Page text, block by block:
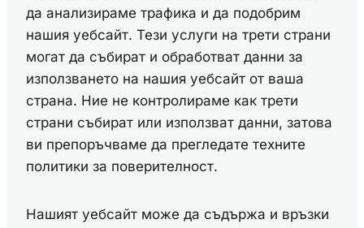
да анализираме трафика и да подобрим
нашия уебсайт. Тези услуги на трети страни
могат да събират и обработват данни за
използването на нашия уебсайт от ваша
страна. Ние не контролираме как трети
страни събират или използват данни, затова
ви препоръчваме да прегледате техните
политики за поверителност.
Нашият уебсайт може да съдържа и връзки